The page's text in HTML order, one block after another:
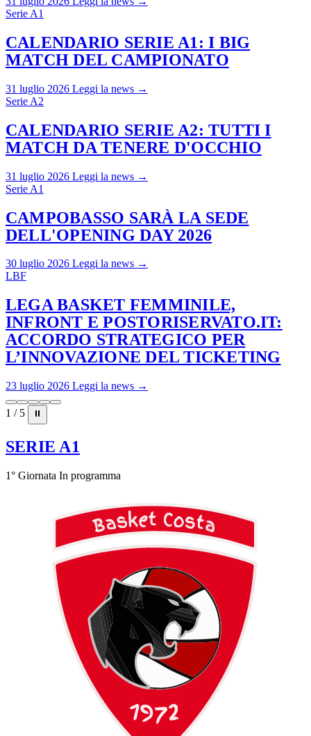
Serie A1
CALENDARIO SERIE A1: I BIG
MATCH DEL CAMPIONATO
31 luglio 2026 Leggi la news →
Serie A2
CALENDARIO SERIE A2: TUTTI I
MATCH DA TENERE D'OCCHIO
31 luglio 2026 Leggi la news →
Serie A1
CAMPOBASSO SARÀ LA SEDE
DELL'OPENING DAY 2026
30 luglio 2026 Leggi la news →
LBF
LEGA BASKET FEMMINILE,
INFRONT E POSTORISERVATO.IT:
ACCORDO STRATEGICO PER
L’INNOVAZIONE DEL TICKETING
23 luglio 2026 Leggi la news →
1 / 5 ⏸
SERIE A1
1° Giornata In programma